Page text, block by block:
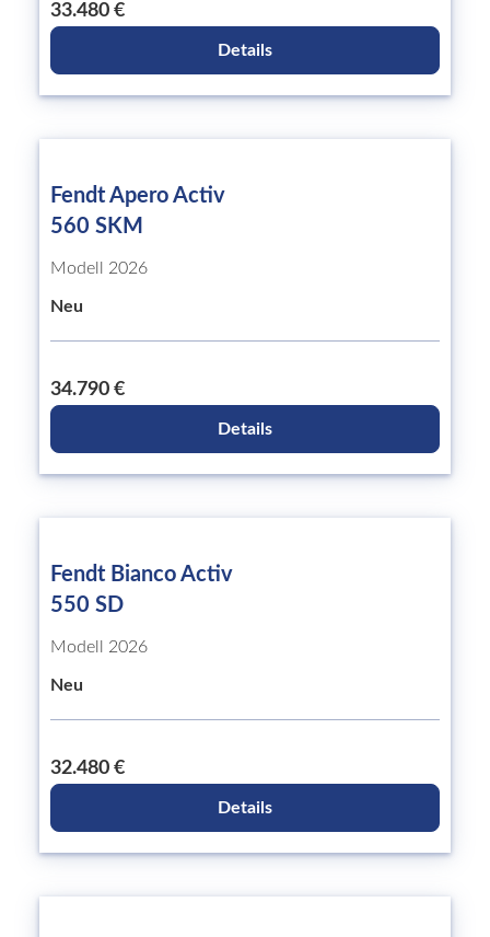
33.480 €
Details
Fendt Apero Activ
560 SKM
Modell 2026
Neu
34.790 €
Details
Fendt Bianco Activ
550 SD
Modell 2026
Neu
32.480 €
Details